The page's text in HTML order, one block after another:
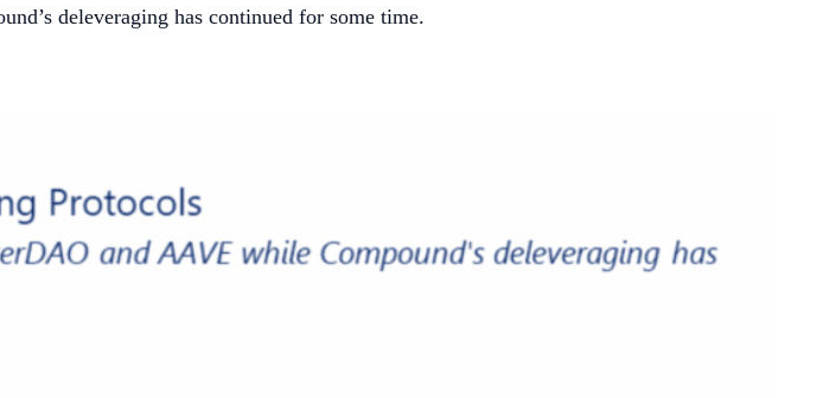
deleveraging has continued for some time.